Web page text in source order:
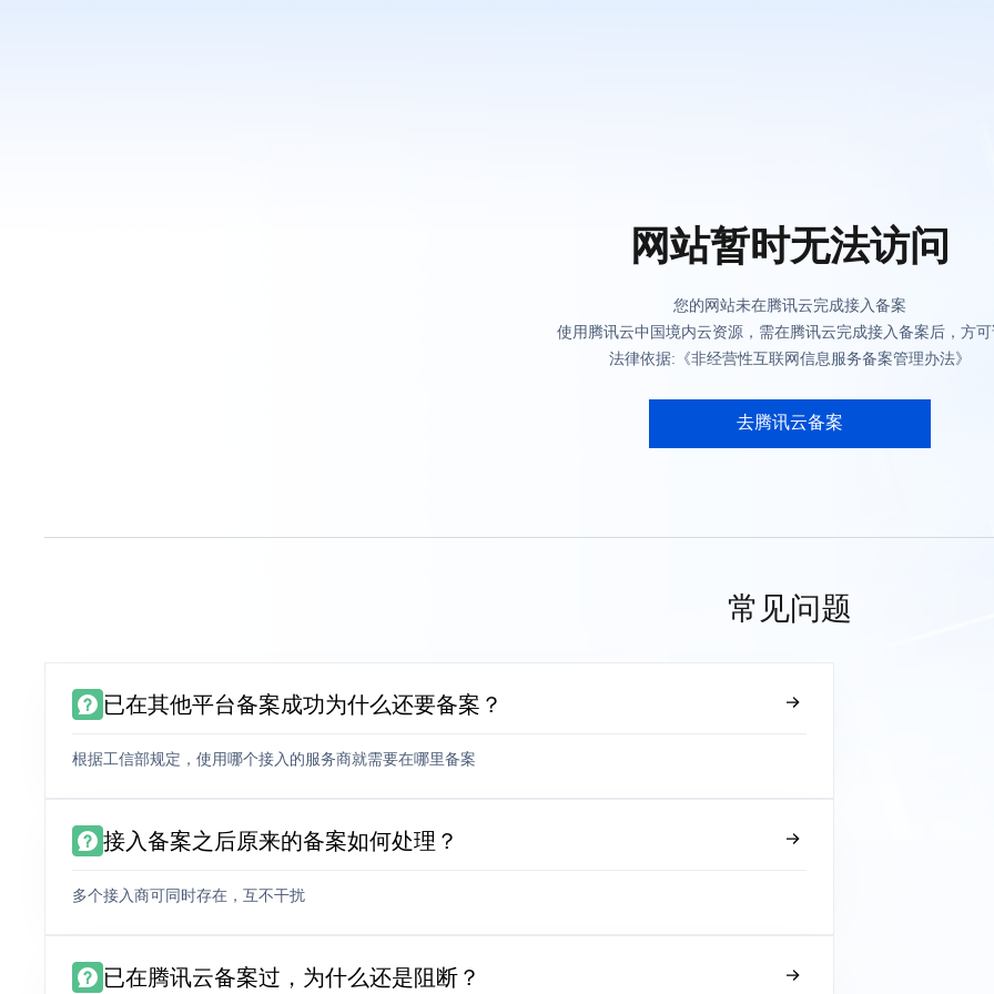
网站暂时无法访问
您的网站未在腾讯云完成接入备案
使用腾讯云中国境内云资源，需在腾讯云完成接入备案后，方
法律依据:《非经营性互联网信息服务备案管理办法》
去腾讯云备案
常见问题
已在其他平台备案成功为什么还要备案？
根据工信部规定，使用哪个接入的服务商就需要在哪里备案
接入备案之后原来的备案如何处理？
多个接入商可同时存在，互不干扰
已在腾讯云备案过，为什么还是阻断？